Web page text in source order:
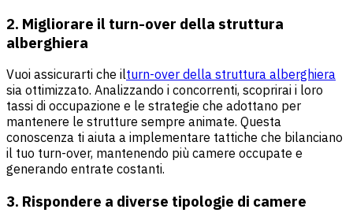
2. Migliorare il turn-over della struttura
alberghiera
Vuoi assicurarti che ilturn-over della struttura alberghiera
sia ottimizzato. Analizzando i concorrenti, scoprirai i loro
tassi di occupazione e le strategie che adottano per
mantenere le strutture sempre animate. Questa
conoscenza ti aiuta a implementare tattiche che bilanciano
il tuo turn-over, mantenendo più camere occupate e
generando entrate costanti.
3. Rispondere a diverse tipologie di camere